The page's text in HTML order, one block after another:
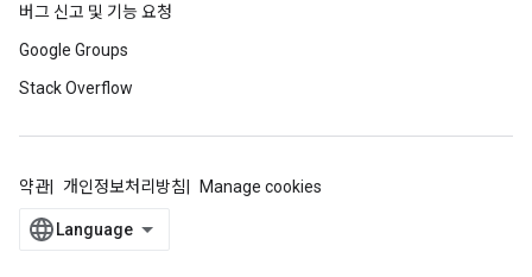
버그 신고 및 기능 요청
Google Groups
Stack Overflow
약관 개인정보처리방침 Manage cookies